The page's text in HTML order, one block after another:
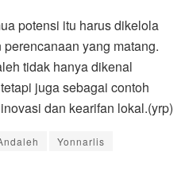
potensi itu harus dikelola
yang matang.
tidak hanya dikenal
juga sebagai contoh
dan kearifan lokal.(yrp)
Yonnarlis